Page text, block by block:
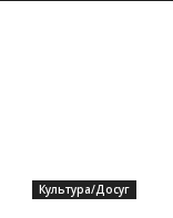
Культура/Досуг